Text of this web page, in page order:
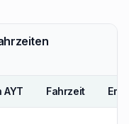
AYT Fahrzeit